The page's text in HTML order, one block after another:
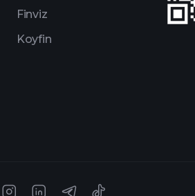
Finviz
Koyfin